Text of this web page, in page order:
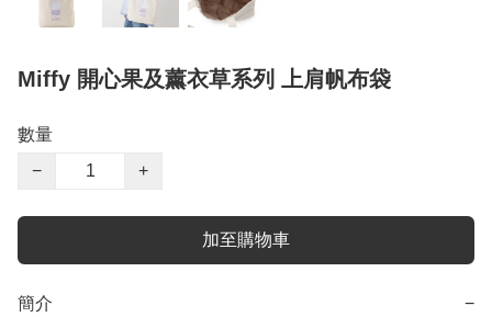
Miffy 開心果及薰衣草系列 上肩帆布袋
數量
−
+
加至購物車
簡介 −